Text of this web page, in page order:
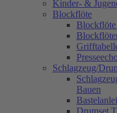
Kinder- &
Blockflöte
Schlagzeug/
Bauen
Drumset